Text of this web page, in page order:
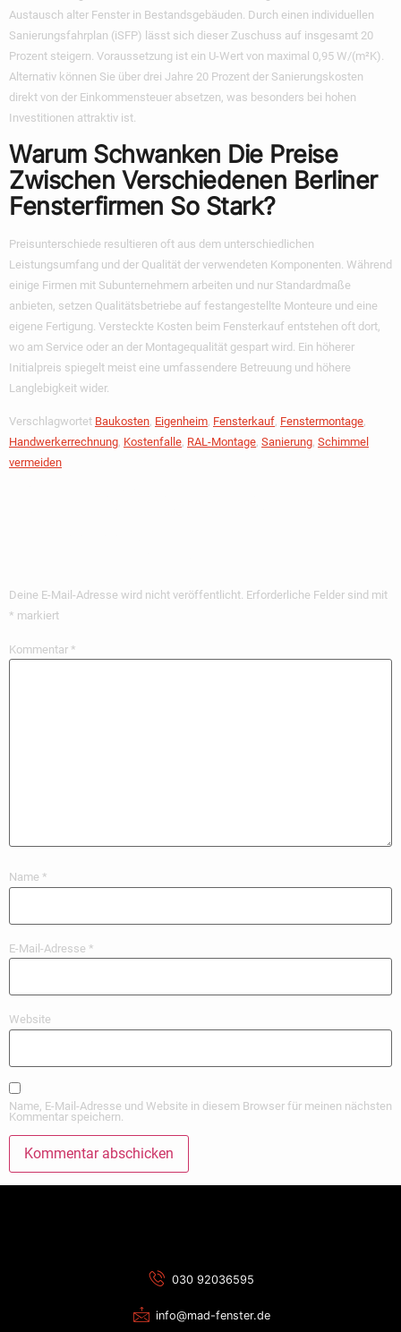
Austausch alter Fenster in Bestandsgebäuden. Durch einen individuellen
Sanierungsfahrplan (iSFP) lässt sich dieser Zuschuss auf insgesamt 20
Prozent steigern. Voraussetzung ist ein U-Wert von maximal 0,95 W/(m²K).
Alternativ können Sie über drei Jahre 20 Prozent der Sanierungskosten
direkt von der Einkommensteuer absetzen, was besonders bei hohen
Investitionen attraktiv ist.
Warum Schwanken Die Preise
Zwischen Verschiedenen Berliner
Fensterfirmen So Stark?
Preisunterschiede resultieren oft aus dem unterschiedlichen
Leistungsumfang und der Qualität der verwendeten Komponenten. Während
einige Firmen mit Subunternehmern arbeiten und nur Standardmaße
anbieten, setzen Qualitätsbetriebe auf festangestellte Monteure und eine
eigene Fertigung. Versteckte Kosten beim Fensterkauf entstehen oft dort,
wo am Service oder an der Montagequalität gespart wird. Ein höherer
Initialpreis spiegelt meist eine umfassendere Betreuung und höhere
Langlebigkeit wider.
Verschlagwortet Baukosten Eigenheim Fensterkauf Fenstermontage
Handwerkerrechnung Kostenfalle RAL-Montage Sanierung Schimmel
vermeiden
Deine E-Mail-Adresse wird nicht veröffentlicht. Erforderliche Felder sind mit
* markiert
Kommentar *
Name *
E-Mail-Adresse *
Website
Name, E-Mail-Adresse und Website in diesem Browser für meinen nächsten
Kommentar speichern.
030 92036595
info@mad-fenster.de